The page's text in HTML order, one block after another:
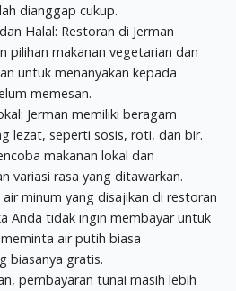
dianggap cukup.
Halal: Restoran di Jerman
pilihan makanan vegetarian dan
untuk menanyakan kepada
memesan.
Jerman memiliki beragam
lezat, seperti sosis, roti, dan bir.
makanan lokal dan
variasi rasa yang ditawarkan.
air minum yang disajikan di restoran
Anda tidak ingin membayar untuk
air putih biasa
biasanya gratis.
pembayaran tunai masih lebih